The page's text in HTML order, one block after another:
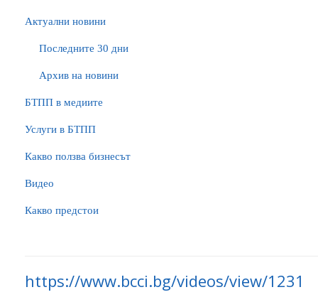
Актуални новини
Последните 30 дни
Архив на новини
БTПП в медиите
Услуги в БТПП
Какво ползва бизнесът
Видео
Какво предстои
https://www.bcci.bg/videos/view/1231